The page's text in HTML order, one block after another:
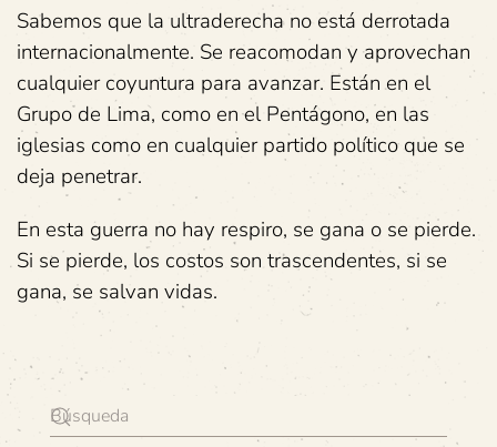
Sabemos que la ultraderecha no está derrotada
internacionalmente. Se reacomodan y aprovechan
cualquier coyuntura para avanzar. Están en el
Grupo de Lima, como en el Pentágono, en las
iglesias como en cualquier partido político que se
deja penetrar.
En esta guerra no hay respiro, se gana o se pierde.
Si se pierde, los costos son trascendentes, si se
gana, se salvan vidas.